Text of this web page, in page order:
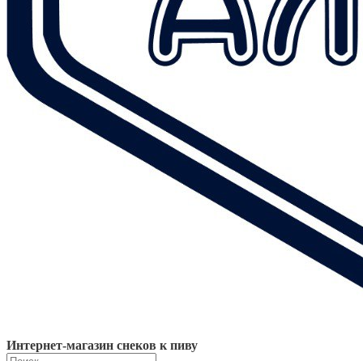
Интернет-магазин снеков к пиву